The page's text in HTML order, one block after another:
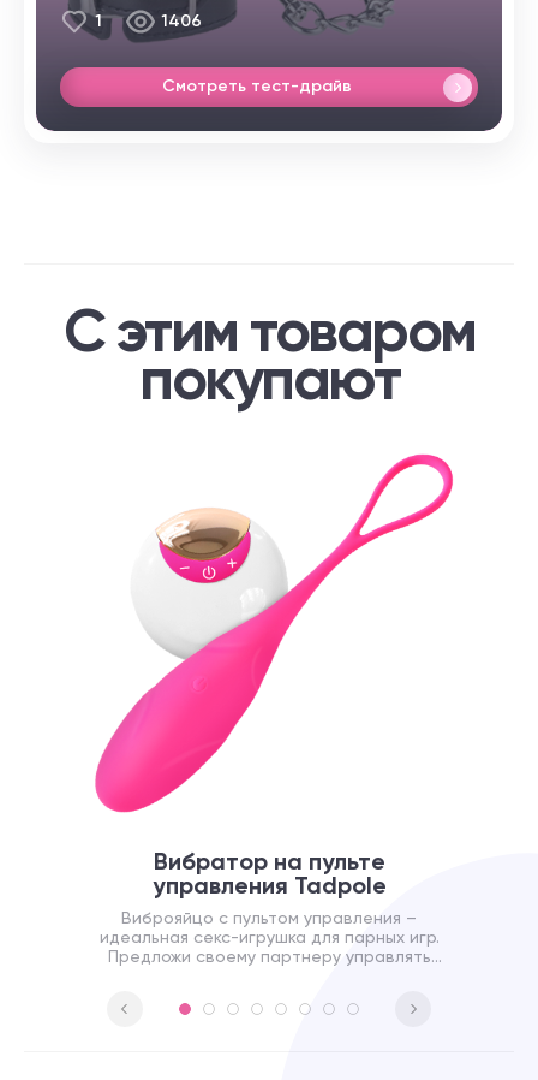
1 1406
Смотреть тест-драйв
С этим товаром
покупают
Вибратор на пульте
управления Tadpole
Виброяйцо с пультом управления –
идеальная секс-игрушка для парных игр.
Предложи своему партнеру управлять